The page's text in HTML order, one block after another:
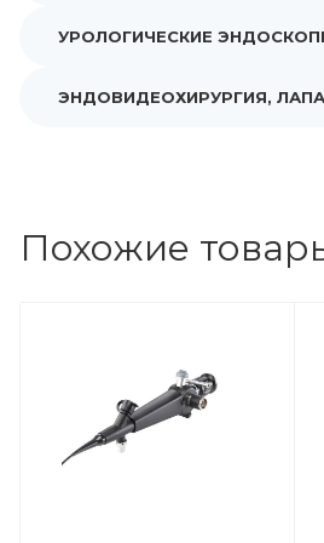
УРОЛОГИЧЕСКИЕ
ЭНДОВИДЕОХИРУРГИЯ,
Похожие